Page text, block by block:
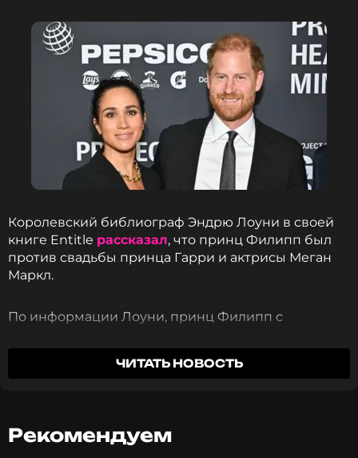
Королевский библиограф Эндрю Лоуни в своей
книге Entitle рассказал, что принц Филипп был
против свадьбы принца Гарри и актрисы Меган
Маркл.
По информации Лоуни, принц Филипп с
семью войдет голливудская актриса. Он сказал
Гарри, что «с актрисами встречаются, а не
Несмотря на предостережения семьи, принц
Гарри хотел заключить брак как можно быстрее,
ЧИТАТЬ НОВОСТЬ
Рекомендуем